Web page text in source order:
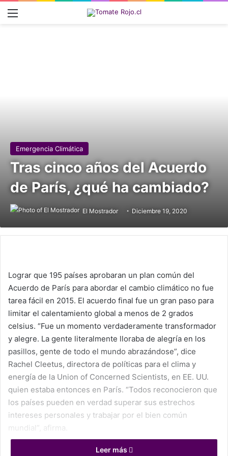
Emergencia Climática
Tras cinco años del Acuerdo
de París, ¿qué ha cambiado?
El Mostrador Diciembre 19, 2020
Lograr que 195 países aprobaran un plan común del
Acuerdo de París para abordar el cambio climático no fue
tarea fácil en 2015. El acuerdo final fue un gran paso para
limitar el calentamiento global a menos de 2 grados
celsius. “Fue un momento verdaderamente transformador
y alegre. La gente literalmente lloraba de alegría en los
pasillos, gente de todo el mundo abrazándose”, dice
Rachel Cleetus, directora de políticas para el clima y
energía de la Union of Concerned Scientists, en EE. UU.
quien estaba entonces en París. “Todos reconocieron que
los países pueden en verdad superar sus estrechos
intereses personales y trabajar por el bien común
mundial”, afirma.
Leer más